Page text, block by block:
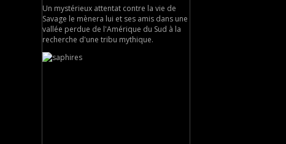
Un mystérieux attentat contre la vie de
Savage le mènera lui et ses amis dans une
vallée perdue de l'Amérique du Sud à la
recherche d'une tribu mythique.